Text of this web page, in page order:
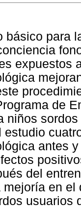
básico para
expuestos
de
niños
estudio
antes
del
mejoría en
usuarios